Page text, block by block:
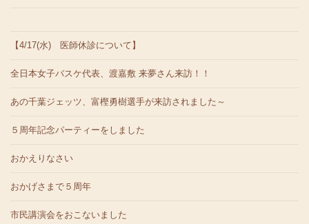
【4/17(水) 医師休診について】
全日本女子バスケ代表、渡嘉敷 来夢さん来訪！！
あの千葉ジェッツ、富樫勇樹選手が来訪されました～
５周年記念パーティーをしました
おかえりなさい
おかげさまで５周年
市民講演会をおこないました